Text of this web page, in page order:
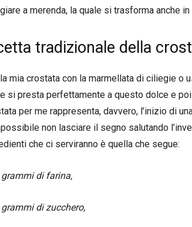
a merenda, la quale si trasforma anche
tradizionale della
mia crostata con la marmellata di ciliegie o
si presta perfettamente a questo dolce e
per me rappresenta, davvero, l’inizio di
non lasciare il segno salutando
che ci serviranno è quella che segue:
di farina,
grammi di zucchero,